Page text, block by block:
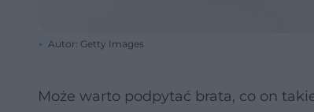
Autor: Getty Images
Może warto podpytać brata, co on